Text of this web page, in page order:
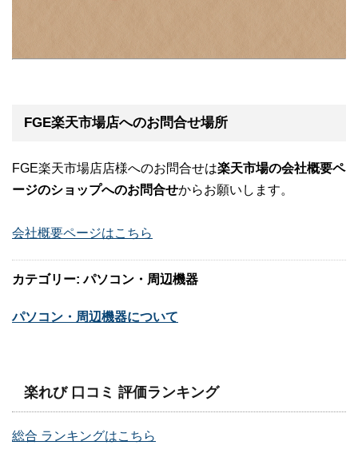
FGE楽天市場店へのお問合せ場所
FGE楽天市場店店様へのお問合せは楽天市場の会社概要ペ
ージのショップへのお問合せからお願いします。
会社概要ページはこちら
カテゴリー: パソコン・周辺機器
パソコン・周辺機器について
楽れび 口コミ 評価ランキング
総合 ランキングはこちら